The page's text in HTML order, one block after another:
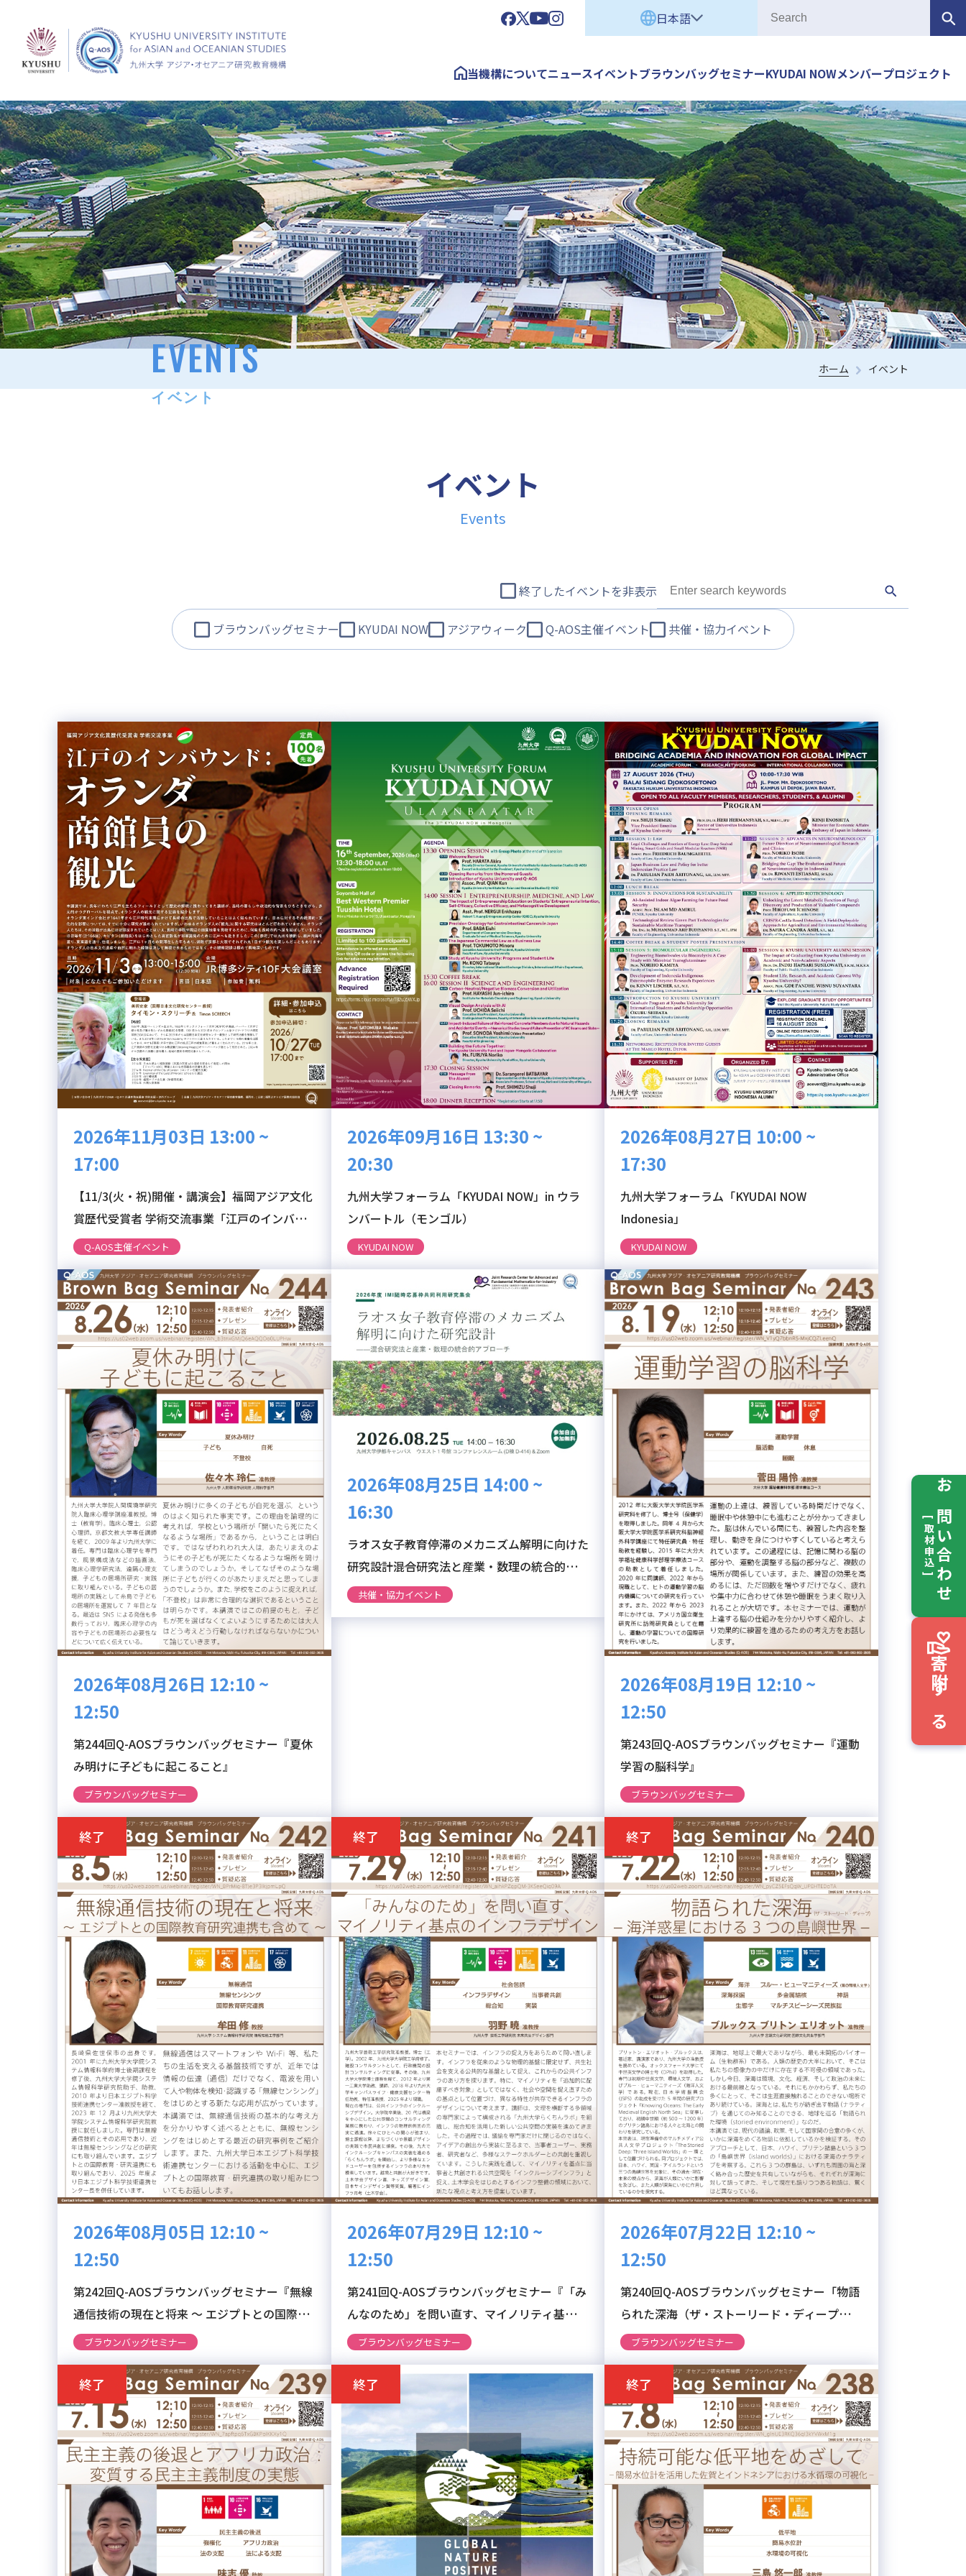
日本語
当機構についてニュースイベントブラウンバッグセミナーKYUDAI NOWメンバープロジェクト
お問い合わせ
[ 取材申込 ]
寄附する
EVENTS
イベント
ホーム イベント
イベント
Events
ブラウンバッグセミナー KYUDAI NOW アジアウィーク Q-AOS主催イベント 共催・協力イベント
終了したイベントを非表示
2026年11月03日 13:00 ~
17:00
【11/3(火・祝)開催・講演会】福岡アジア文化
賞歴代受賞者 学術交流事業「江戸のインバウ
ンド：オランダ商館員の観光」【申込締切：
Q-AOS主催イベント
2026年09月16日 13:30 ~
20:30
九州大学フォーラム「KYUDAI NOW」in ウラ
ンバートル（モンゴル）
KYUDAI NOW
2026年08月27日 10:00 ~
17:30
九州大学フォーラム「KYUDAI NOW
Indonesia」
KYUDAI NOW
2026年08月26日 12:10 ~
12:50
第244回Q-AOSブラウンバッグセミナー『夏休
み明けに子どもに起こること』
ブラウンバッグセミナー
2026年08月25日 14:00 ~
16:30
ラオス女子教育停滞のメカニズム解明に向けた
研究設計――混合研究法と産業・数理の統合的アプ
ローチ（2026年度IMI随時応募枠共同利用研究
共催・協力イベント
2026年08月19日 12:10 ~
12:50
第243回Q-AOSブラウンバッグセミナー『運動
学習の脳科学』
ブラウンバッグセミナー
終了
2026年08月05日 12:10 ~
12:50
第242回Q-AOSブラウンバッグセミナー『無線
通信技術の現在と将来 ～ エジプトとの国際教
育研究連携も含めて ～』
ブラウンバッグセミナー
終了
2026年07月29日 12:10 ~
12:50
第241回Q-AOSブラウンバッグセミナー『「み
んなのため」を問い直す、マイノリティ基点の
インフラデザイン』
ブラウンバッグセミナー
終了
2026年07月22日 12:10 ~
12:50
第240回Q-AOSブラウンバッグセミナー「物語
られた深海（ザ・ストーリード・ディープ）‒
海洋惑星における3 つの島嶼世界‒」
ブラウンバッグセミナー
終了 終了 終了